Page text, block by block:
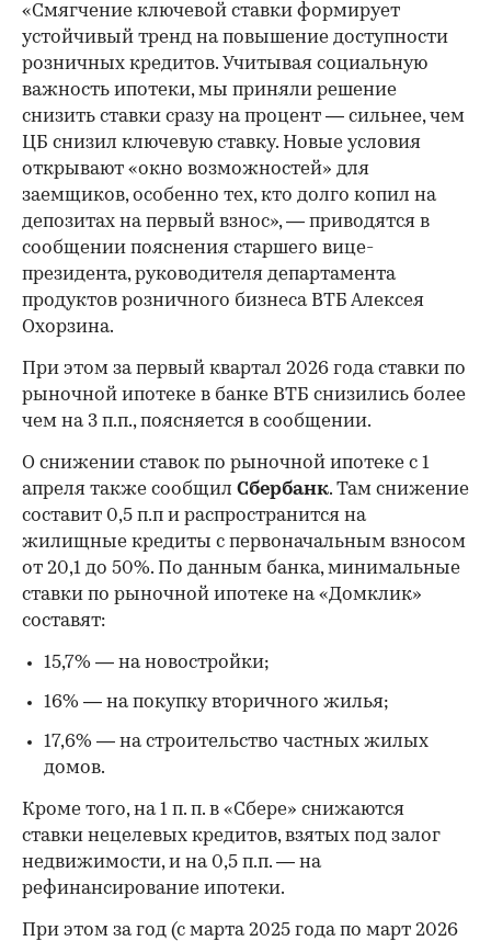
«Смягчение ключевой ставки формирует
устойчивый тренд на повышение доступности
розничных кредитов. Учитывая социальную
важность ипотеки, мы приняли решение
снизить ставки сразу на процент — сильнее, чем
ЦБ снизил ключевую ставку. Новые условия
открывают «окно возможностей» для
заемщиков, особенно тех, кто долго копил на
депозитах на первый взнос», — приводятся в
сообщении пояснения старшего вице-
президента, руководителя департамента
продуктов розничного бизнеса ВТБ Алексея
Охорзина.
При этом за первый квартал 2026 года ставки по
рыночной ипотеке в банке ВТБ снизились более
чем на 3 п.п., поясняется в сообщении.
О снижении ставок по рыночной ипотеке с 1
апреля также сообщил Сбербанк. Там снижение
составит 0,5 п.п и распространится на
жилищные кредиты с первоначальным взносом
от 20,1 до 50%. По данным банка, минимальные
ставки по рыночной ипотеке на «Домклик»
составят:
15,7% — на новостройки;
16% — на покупку вторичного жилья;
17,6% — на строительство частных жилых
домов.
Кроме того, на 1 п. п. в «Сбере» снижаются
ставки нецелевых кредитов, взятых под залог
недвижимости, и на 0,5 п.п. — на
рефинансирование ипотеки.
При этом за год (с марта 2025 года по март 2026